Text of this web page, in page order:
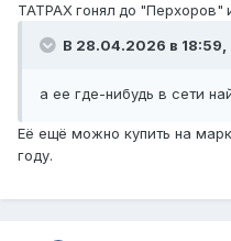
ТАТРАХ гонял до "Перхоров"
В 28.04.2026 в 18:59,
а ее где-нибудь в сети
Её ещё можно купить на
году.